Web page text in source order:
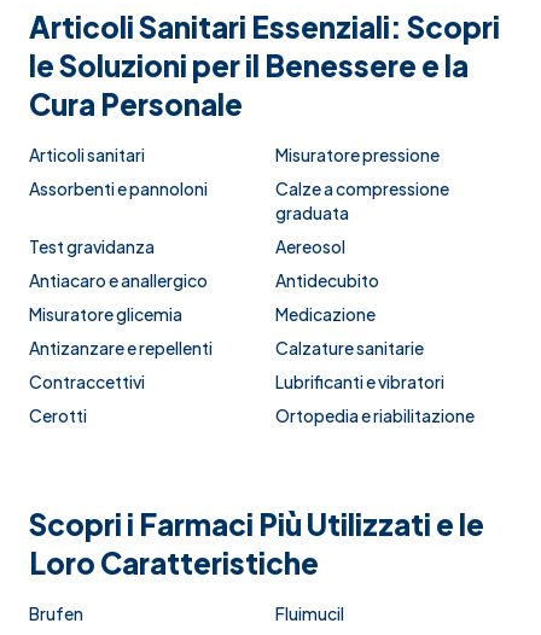
Articoli Sanitari Essenziali: Scopri
le Soluzioni per il Benessere e la
Cura Personale
Articoli sanitari
Misuratore pressione
Assorbenti e pannoloni
Calze a compressione
graduata
Test gravidanza
Aereosol
Antiacaro e anallergico
Antidecubito
Misuratore glicemia
Medicazione
Antizanzare e repellenti
Calzature sanitarie
Contraccettivi
Lubrificanti e vibratori
Cerotti
Ortopedia e riabilitazione
Scopri i Farmaci Più Utilizzati e le
Loro Caratteristiche
Brufen
Fluimucil